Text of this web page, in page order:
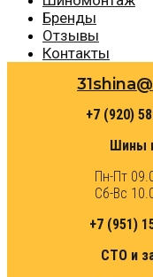
Бренды
Отзывы
Контакты
+7 (920)
Шины
Пн-Пт
Сб-Вс
+7 (951)
СТО и